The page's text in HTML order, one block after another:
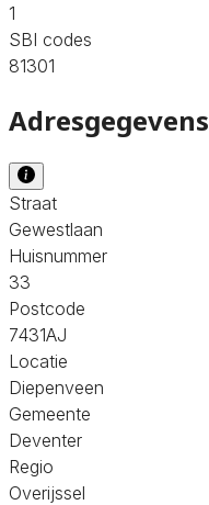
1
SBI codes
81301
Adresgegevens
Straat
Gewestlaan
Huisnummer
33
Postcode
7431AJ
Locatie
Diepenveen
Gemeente
Deventer
Regio
Overijssel